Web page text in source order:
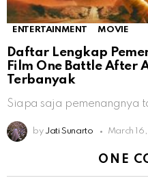
ENTERTAINMENT MOVIE
Daftar Lengkap
Film One Battle After
Terbanyak
Siapa saja pemenangnya
by Jati Sunarto March
ONE